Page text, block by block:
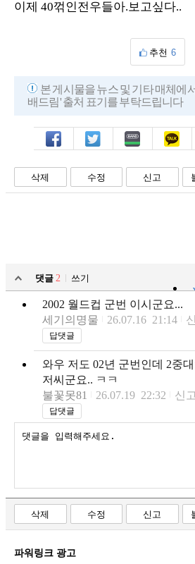
이제 40꺾인전우들아.보고싶다..
추천 6
본 게시물을 뉴스 및 기타 매체에
배드림' 출처 표기를 부탁드립니다
페북 트윗 밴드 카톡
삭제 수정 신고
댓글 2
쓰기
2002 월드컵 군번 이시군요...
세기의명물
26.07.16 21:14
답댓글
와우 저도 02년 군번인데 2중
저씨군요.. ㅋㅋ
불꽃못81
26.07.19 22:32 신고
답댓글
삭제 수정 신고
파워링크 광고